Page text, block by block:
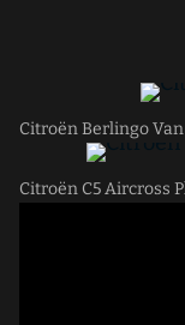
Citroën Berlingo
Citroën C5 Aircross